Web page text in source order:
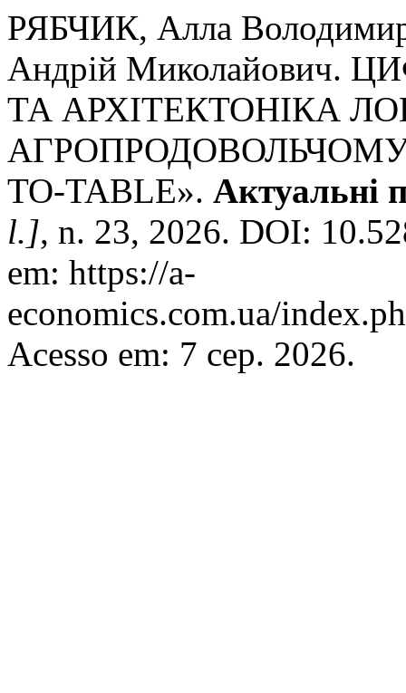
РЯБЧИК, Алла
Андрій Миколайович.
ТА АРХІТЕКТОНІКА
АГРОПРОДОВОЛЬЧОМУ
TO-TABLE». Актуальні
l.], n. 23, 2026. DOI:
em: https://a-
economics.com.ua/
Acesso em: 7 сер. 2026.